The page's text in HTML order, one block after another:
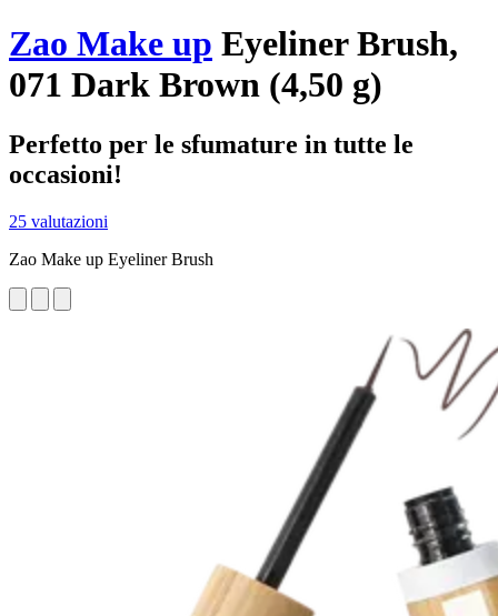
Zao Make up Eyeliner Brush,
071 Dark Brown (4,50 g)
Perfetto per le sfumature in tutte le
occasioni!
25 valutazioni
Zao Make up Eyeliner Brush